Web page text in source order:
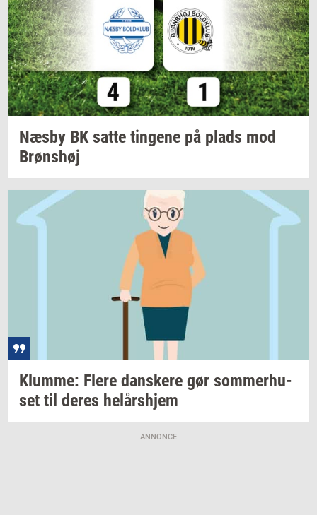
Næsby BK satte tin­ge­ne på plads mod
Brøns­høj
Klum­me: Flere dan­ske­re gør som­mer­hu­
set til deres helårs­hjem
ANNONCE